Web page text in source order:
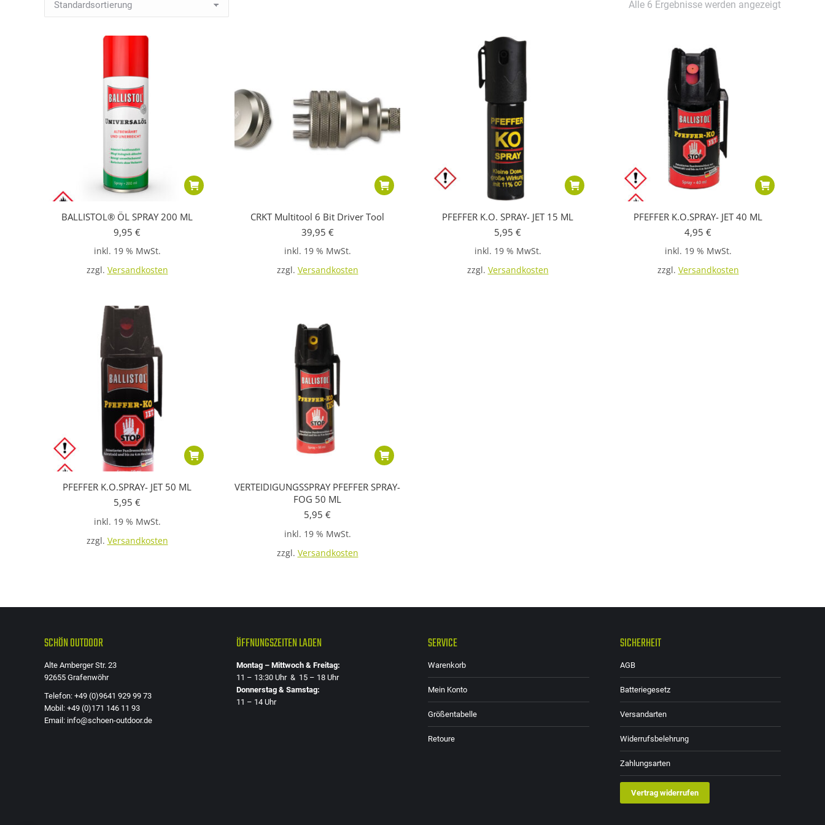
Alle 6 Ergebnisse werden angezeigt
BALLISTOL® ÖL SPRAY 200 ML
9,95 €
inkl. 19 % MwSt.
zzgl. Versandkosten
CRKT Multitool 6 Bit Driver Tool
39,95 €
inkl. 19 % MwSt.
zzgl. Versandkosten
PFEFFER K.O. SPRAY- JET 15 ML
5,95 €
inkl. 19 % MwSt.
zzgl. Versandkosten
PFEFFER K.O.SPRAY- JET 40 ML
4,95 €
inkl. 19 % MwSt.
zzgl. Versandkosten
PFEFFER K.O.SPRAY- JET 50 ML
5,95 €
inkl. 19 % MwSt.
zzgl. Versandkosten
VERTEIDIGUNGSSPRAY PFEFFER SPRAY-
FOG 50 ML
5,95 €
inkl. 19 % MwSt.
zzgl. Versandkosten
SCHÖN OUTDOOR
Alte Amberger Str. 23
92655 Grafenwöhr
Telefon: +49 (0)9641 929 99 73
Mobil: +49 (0)171 146 11 93
Email: info@schoen-outdoor.de
ÖFFNUNGSZEITEN LADEN
Montag – Mittwoch & Freitag:
11 – 13:30 Uhr & 15 – 18 Uhr
Donnerstag & Samstag:
11 – 14 Uhr
SERVICE
Warenkorb
Mein Konto
Größentabelle
Retoure
SICHERHEIT
AGB
Batteriegesetz
Versandarten
Widerrufsbelehrung
Zahlungsarten
Vertrag widerrufen